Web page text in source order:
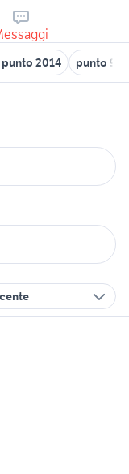
2014 punto 90